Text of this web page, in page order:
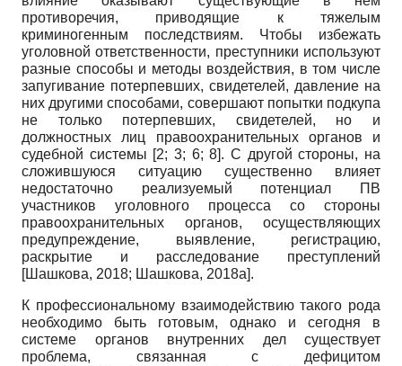
противоречия, приводящие к тяжелым
криминогенным последствиям. Чтобы избежать
уголовной ответственности, преступники используют
разные способы и методы воздействия, в том числе
запугивание потерпевших, свидетелей, давление на
них другими способами, совершают попытки подкупа
не только потерпевших, свидетелей, но и
должностных лиц правоохранительных органов и
судебной системы [2; 3; 6; 8]. С другой стороны, на
сложившуюся ситуацию существенно влияет
недостаточно реализуемый потенциал ПВ
участников уголовного процесса со стороны
правоохранительных органов, осуществляющих
предупреждение, выявление, регистрацию,
раскрытие и расследование преступлений
[Шашкова, 2018; Шашкова, 2018а].
К профессиональному взаимодействию такого рода
необходимо быть готовым, однако и сегодня в
системе органов внутренних дел существует
проблема, связанная с дефицитом